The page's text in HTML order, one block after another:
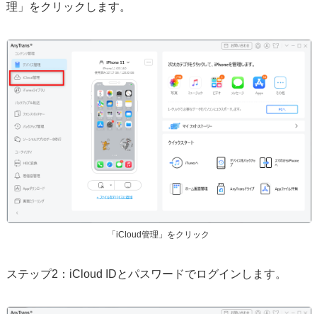
理」をクリックします。
「iCloud管理」をクリック
ステップ2：iCloud IDとパスワードでログインします。